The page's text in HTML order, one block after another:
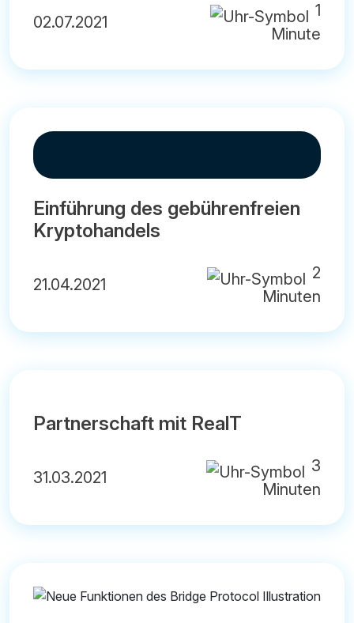
02.07.2021
1
Minute
Einführung des gebührenfreien
Kryptohandels
21.04.2021
2
Minuten
Partnerschaft mit RealT
31.03.2021
3
Minuten